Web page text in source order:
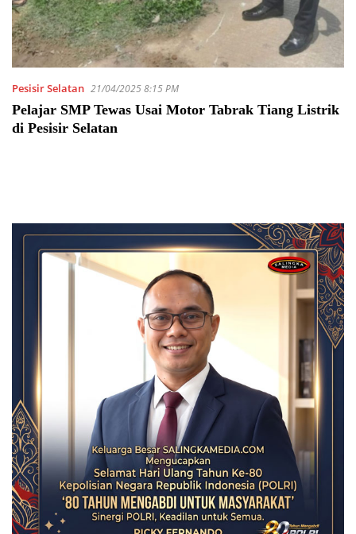
Pesisir Selatan 21/04/2025 8:15 PM
Pelajar SMP Tewas Usai Motor Tabrak Tiang Listrik
di Pesisir Selatan